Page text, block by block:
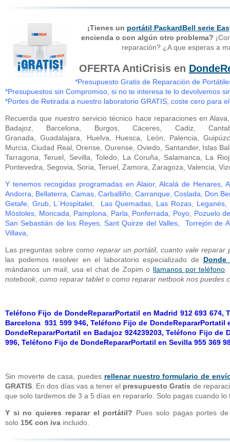
¡Tienes un portátil PackardBell serie
encienda o con algún otro problema?
reparación? ¿A que esperas a
OFERTA AntiCrisis en
*Presupuesto Gratis de Reparación de
*Presupuestos sin Compromiso, si no te interesa te lo devolvemos
*Portes de Retirada a nuestro laboratorio GRATIS, coste cero para
Recuerda que nuestro servicio técnico hace reparaciones en
Badajoz, Barcelona, Burgos, Cáceres, Cadiz,
Granada, Guadalajara, Huelva, Huesca, León, Palencia,
Murcia, Ciudad Real, Orense, Ourense, Oviedo, Santander, Islas
Tarragona, Teruel, Sevilla, Toledo, La Coruña, Salamanca, La
Pontevedra, Segovia, Soria, Teruel, Zamora, Zaragoza, Valencia,
Y tenemos recogidas programadas en Alaior, Alcalá de Henares,
Andorra, Bellaterra, Camas, Carballiño, Carranque, Coslada, Don
Getafe, Grub, L´Hospitalet, Las Quemadas, Las Rozas,
Móstoles, Moncada, Pamplona, Parla, Ponferrada, Poyo, Pozuelo
San Sebastián de los Reyes, Sant Quirze del Valles, Torrejón de
Villava,
Las preguntas sobre como reparar un portátil, cuanto vale reparar
las podemos resolver en el laboratorio especializado de Donde
mándanos un mail, usa el chat de Zopim o llamanos por teléfono
notebook como reparar tableto como reparar netbook nos puedes
Teléfono Fijo de DondeRepararPortatil en Madrid 912 693 674,
Barcelona 931 599 946, Teléfono Fijo de DondeRepararPortatil
DondeRepararPortatil en Badajoz 924239203, Teléfono Fijo de
996, Teléfono Fijo de DondeRepararPortatil en Sevilla 955 369
Sin moverte de casa, puedes rellenar nuestro formulario de
GRATIS . En dos días vas a tener el presupuesto Gratis de
que solo tardemos de 3 a 5 días en repararlo. Solo pagas cuando
Y si no quieres reparar el portátil? Pues solo pagas portes
solo 15€ con iva incluido.